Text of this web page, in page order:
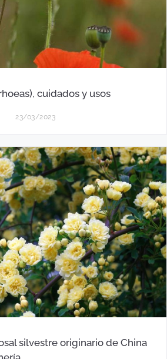
cuidados y usos
23/03/2023
silvestre originario de China